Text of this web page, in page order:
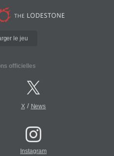
le jeu
officielles
X/ News
Instagram